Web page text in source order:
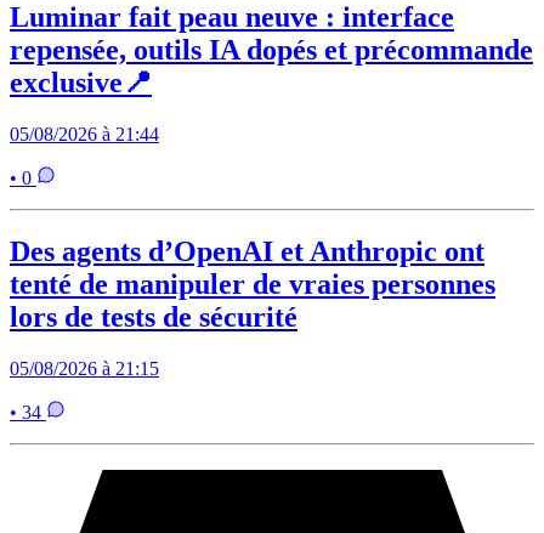
Luminar fait peau neuve : interface
repensée, outils IA dopés et précommande
exclusive📍
05/08/2026 à 21:44
• 0
Des agents d’OpenAI et Anthropic ont
tenté de manipuler de vraies personnes
lors de tests de sécurité
05/08/2026 à 21:15
• 34